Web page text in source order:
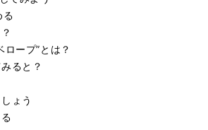
ープ”とは？
ると？
ょう